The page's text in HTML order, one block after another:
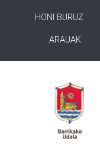
HONI BURUZ
ARAUAK